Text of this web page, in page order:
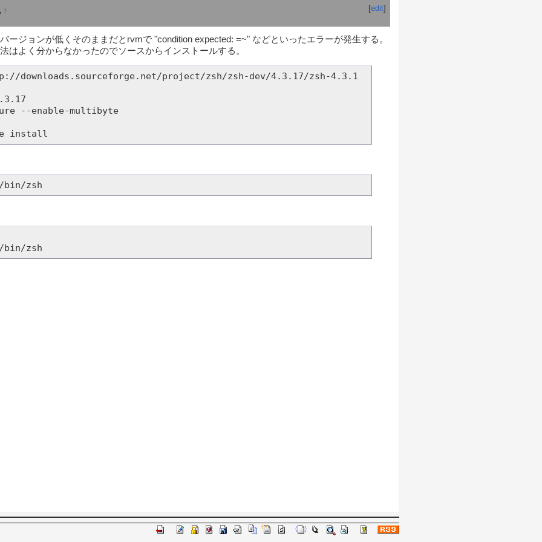
† [edit]
ージョンが低くそのままだとrvmで "condition expected: =~" などといったエラーが発生する。
はよく分からなかったのでソースからインストールする。
downloads.sourceforge.net/project/zsh/zsh-dev/4.3.17/zsh-4.3.1
--enable-multibyte
zsh
zsh